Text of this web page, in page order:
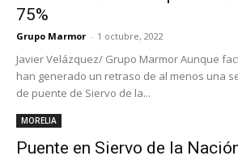
75%
Grupo Marmor - 1 octubre, 2022
Javier Velázquez/ Grupo Marmor Aunque
han generado un retraso de al menos una
de puente de Siervo de la...
MORELIA
Puente en Siervo de la